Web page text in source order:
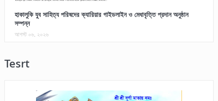
হাকালুকি যুব সাহিত্য পরিষদের ক্যারিয়ার গাইডলাইন ও মেধাবৃত্তি প্রদান অনুষ্ঠান
সম্পন্ন
আগস্ট ০৬, ২০২৬
Tesrt